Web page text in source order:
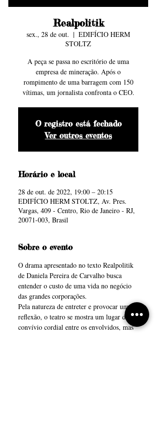
Série TV
Série TV
Série TV
Série TV
levam as
Ondas
Cinema
Cinema
Cinema
Foto by
Zacky
Barreto
Série TV
Série TV
Série TV
Série TV
levam as
Ondas
Cinema
Cinema
Cinema
Foto by
Zacky
Barreto
Realpolitik
sex., 28 de out.
  |
EDIFÍCIO HERM
STOLTZ
A peça se passa no escritório de uma
empresa de mineração. Após o
rompimento de uma barragem com 150
vítimas, um jornalista confronta o CEO.
O registro está fechado
Ver outros eventos
Horário e local
28 de out. de 2022, 19:00 – 20:15
EDIFÍCIO HERM STOLTZ, Av. Pres.
Vargas, 409 - Centro, Rio de Janeiro - RJ,
20071-003, Brasil
Sobre o evento
O drama apresentado no texto Realpolitik
de Daniela Pereira de Carvalho busca
entender o custo de uma vida no negócio
das grandes corporações.
Pela natureza de entreter e provocar uma
reflexão, o teatro se mostra um lugar de
convívio cordial entre os envolvidos, mas